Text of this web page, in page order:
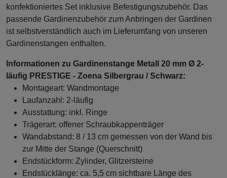
konfektioniertes Set inklusive Befestigungszubehör. Das
passende Gardinenzubehör zum Anbringen der Gardinen
ist selbstverständlich auch im Lieferumfang von unseren
Gardinenstangen enthalten.
Informationen zu Gardinenstange Metall 20 mm Ø 2-
läufig PRESTIGE - Zoena Silbergrau / Schwarz:
Montageart: Wandmontage
Laufanzahl: 2-läufig
Ausstattung: inkl. Ringe
Trägerart: offener Schraubkappenträger
Wandabstand: 8 / 13 cm gemessen von der Wand bis
zur Mitte der Stange (Querschnitt)
Endstückform: Zylinder, Glitzersteine
Endstücklänge: ca. 5,5 cm sichtbare Länge des